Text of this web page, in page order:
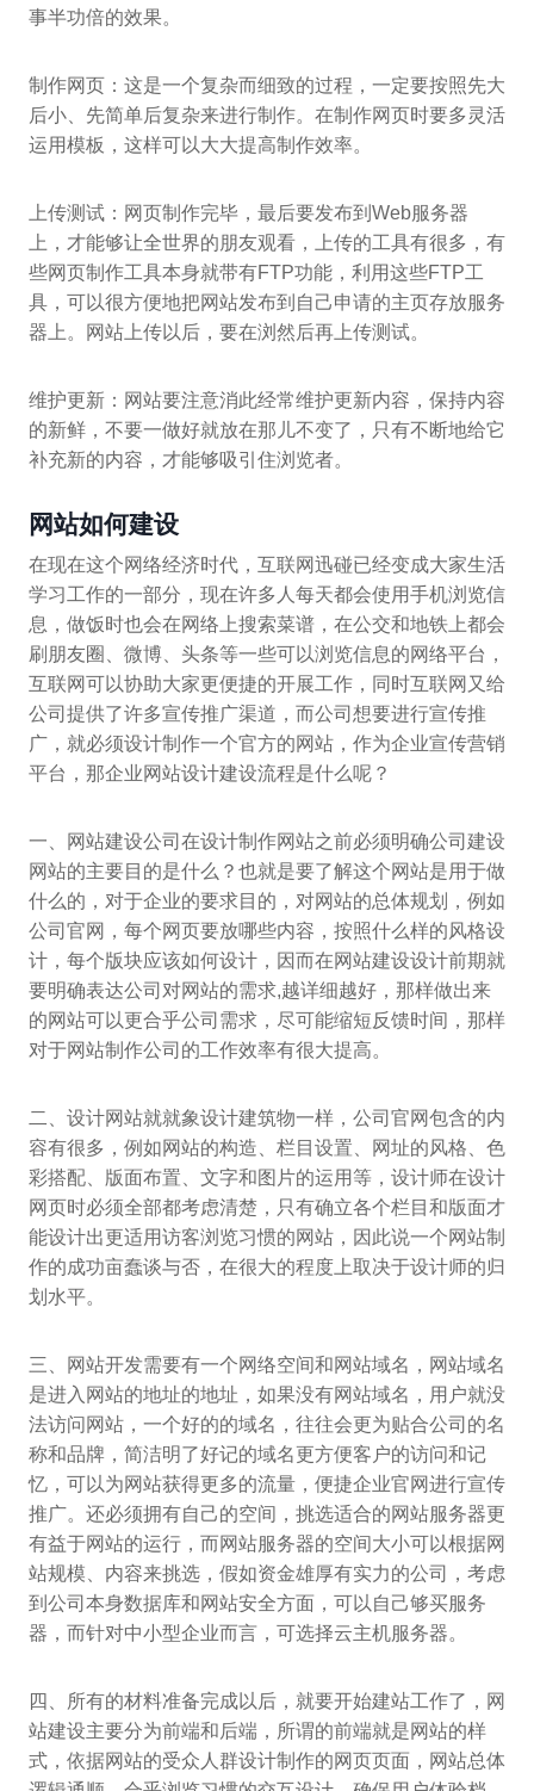
事半功倍的效果。
制作网页：这是一个复杂而细致的过程，一定要按照先大
后小、先简单后复杂来进行制作。在制作网页时要多灵活
运用模板，这样可以大大提高制作效率。
上传测试：网页制作完毕，最后要发布到Web服务器
上，才能够让全世界的朋友观看，上传的工具有很多，有
些网页制作工具本身就带有FTP功能，利用这些FTP工
具，可以很方便地把网站发布到自己申请的主页存放服务
器上。网站上传以后，要在浏然后再上传测试。
维护更新：网站要注意消此经常维护更新内容，保持内容
的新鲜，不要一做好就放在那儿不变了，只有不断地给它
补充新的内容，才能够吸引住浏览者。
网站如何建设
在现在这个网络经济时代，互联网迅碰已经变成大家生活
学习工作的一部分，现在许多人每天都会使用手机浏览信
息，做饭时也会在网络上搜索菜谱，在公交和地铁上都会
刷朋友圈、微博、头条等一些可以浏览信息的网络平台，
互联网可以协助大家更便捷的开展工作，同时互联网又给
公司提供了许多宣传推广渠道，而公司想要进行宣传推
广，就必须设计制作一个官方的网站，作为企业宣传营销
平台，那企业网站设计建设流程是什么呢？
一、网站建设公司在设计制作网站之前必须明确公司建设
网站的主要目的是什么？也就是要了解这个网站是用于做
什么的，对于企业的要求目的，对网站的总体规划，例如
公司官网，每个网页要放哪些内容，按照什么样的风格设
计，每个版块应该如何设计，因而在网站建设设计前期就
要明确表达公司对网站的需求,越详细越好，那样做出来
的网站可以更合乎公司需求，尽可能缩短反馈时间，那样
对于网站制作公司的工作效率有很大提高。
二、设计网站就就象设计建筑物一样，公司官网包含的内
容有很多，例如网站的构造、栏目设置、网址的风格、色
彩搭配、版面布置、文字和图片的运用等，设计师在设计
网页时必须全部都考虑清楚，只有确立各个栏目和版面才
能设计出更适用访客浏览习惯的网站，因此说一个网站制
作的成功亩蠢谈与否，在很大的程度上取决于设计师的归
划水平。
三、网站开发需要有一个网络空间和网站域名，网站域名
是进入网站的地址的地址，如果没有网站域名，用户就没
法访问网站，一个好的的域名，往往会更为贴合公司的名
称和品牌，简洁明了好记的域名更方便客户的访问和记
忆，可以为网站获得更多的流量，便捷企业官网进行宣传
推广。还必须拥有自己的空间，挑选适合的网站服务器更
有益于网站的运行，而网站服务器的空间大小可以根据网
站规模、内容来挑选，假如资金雄厚有实力的公司，考虑
到公司本身数据库和网站安全方面，可以自己够买服务
器，而针对中小型企业而言，可选择云主机服务器。
四、所有的材料准备完成以后，就要开始建站工作了，网
站建设主要分为前端和后端，所谓的前端就是网站的样
式，依据网站的受众人群设计制作的网页页面，网站总体